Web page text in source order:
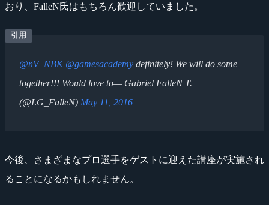
おり、FalleN氏はもちろん歓迎していました。
@nV_NBK @gamesacademy definitely! We will do some
together!!! Would love to— Gabriel FalleN T.
(@LG_FalleN) May 11, 2016
今後、さまざまなプロ選手をゲストに迎えた講座が実施され
ることになるかもしれません。